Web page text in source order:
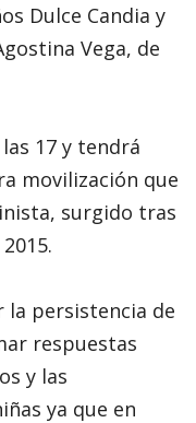
Dulce Candia y
Vega, de
17 y tendrá
movilización que
surgido tras
persistencia de
respuestas
y las
ya que en